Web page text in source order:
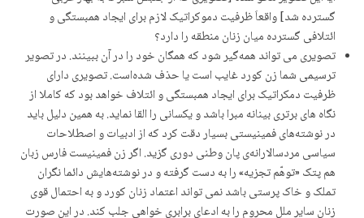
گسترده شد] واقعاَ ظرفیت دموکراتیک لازم برای ایجاد همبستگی و
ائتلافی گسترده میان زنان منطقه را دارد؟
تصویری می تواند همەگیر شود کە همگان خود را در آن ببینند. در تصویر
ترسیمی شما زن کورد غایب است یا حذف شدەاست. تصویری دارای
ظرفیت دمکراتیک برای ایجاد همبستگی و ائتلاف خواهد بود کە کاملا از
نگاه های برتری بینانە مبرا باشد و یکسانی را القا نماید. به همین دلیل باید
در نوشتەهای فمینیستی بسیار دقت کرد کە از ادبیات و اصطلاحات
سیاسی مردسالارانەی پان وطنی دوری گزید. اگر زن فمینیست فارس زبان
هم پتک «توهّم تجزیە» را به دست گرفتە و در نوشتەهایش دائما نگران
تملک و خاک پرستی باشد نمی تواند اعتماد زنان کورد و بە احتمال قوی
زنان سایر ملل محروم را بە ادعای برابری خواهی جلب کند. در این صورت